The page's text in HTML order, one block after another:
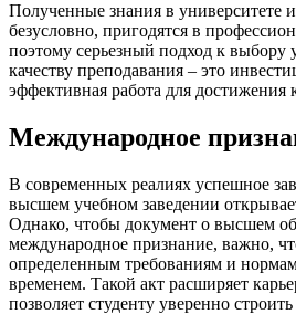
Полученные знания в университете
безусловно, пригодятся в
поэтому серьезный подход к выбору
качеству преподавания – это
эффективная работа для достижения
Международное
В современных реалиях успешное
высшем учебном заведении
Однако, чтобы документ о высшем
международное признание, важно,
определенным требованиям и
временем. Такой акт расширяет
позволяет студенту уверенно